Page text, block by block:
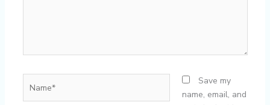
Save my
name, email, and